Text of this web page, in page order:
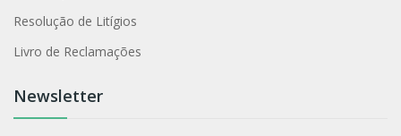
Resolução de Litígios
Livro de Reclamações
Newsletter